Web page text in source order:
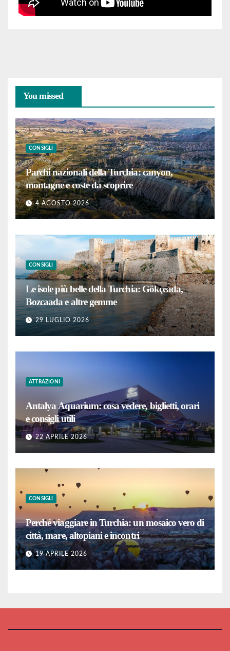
You missed
CONSIGLI
Parchi nazionali della Turchia: canyon,
montagne e coste da scoprire
4 AGOSTO 2026
CONSIGLI
Le isole più belle della Turchia: Gökçeada,
Bozcaada e altre gemme
29 LUGLIO 2026
ATTRAZIONI
Antalya Aquarium: cosa vedere, biglietti, orari
e consigli utili
22 APRILE 2026
CONSIGLI
Perché viaggiare in Turchia: un mosaico vero di
città, mare, altopiani e incontri
19 APRILE 2026